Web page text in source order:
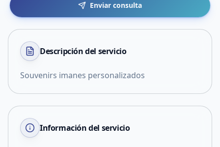
Enviar consulta
Descripción del servicio
Souvenirs imanes personalizados
Información del servicio